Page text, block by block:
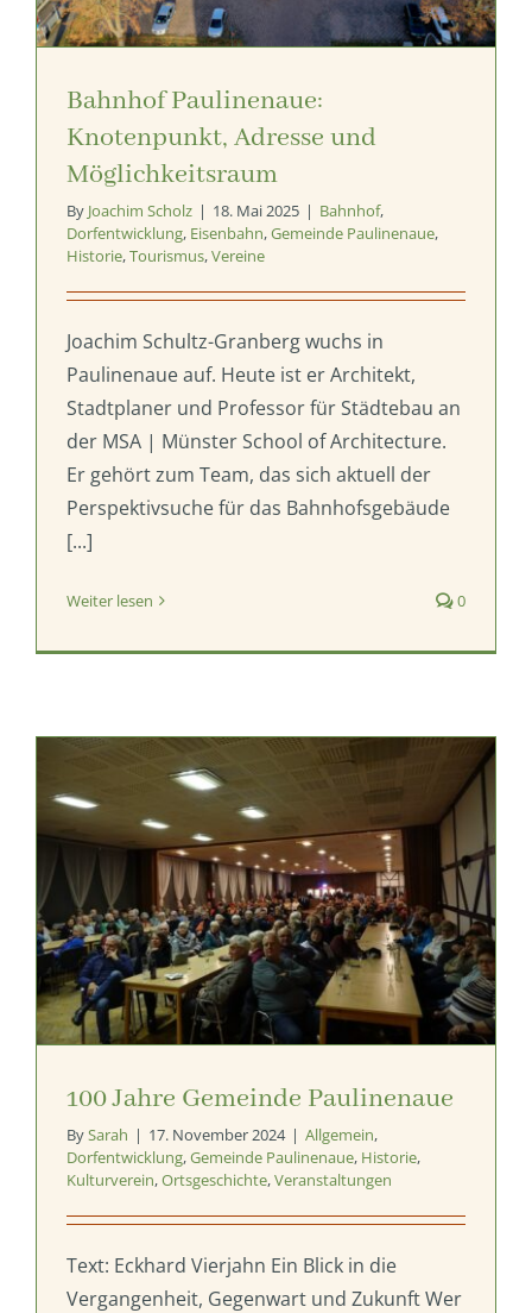
Bahnhof Paulinenaue:
Knotenpunkt, Adresse und
Möglichkeitsraum
By Joachim Scholz | 18. Mai 2025 | Bahnhof,
Dorfentwicklung, Eisenbahn,Gemeinde Paulinenaue,
Historie,Tourismus,Vereine
Joachim Schultz-Granberg wuchs in
Paulinenaue auf. Heute ist er Architekt,
Stadtplaner und Professor für Städtebau an
der MSA | Münster School of Architecture.
Er gehört zum Team, das sich aktuell der
Perspektivsuche für das Bahnhofsgebäude
[...]
Weiter lesen 0
100 Jahre Gemeinde Paulinenaue
BySarah | 17. November 2024 | Allgemein,
Dorfentwicklung,Gemeinde Paulinenaue, Historie,
Kulturverein,Ortsgeschichte,Veranstaltungen
Text: Eckhard Vierjahn Ein Blick in die
Vergangenheit, Gegenwart und Zukunft Wer